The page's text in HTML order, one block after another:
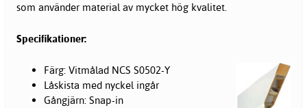
som använder material av mycket hög kvalitet.
Specifikationer:
Färg: Vitmålad NCS S0502-Y
Låskista med nyckel ingår
Gångjärn: Snap-in